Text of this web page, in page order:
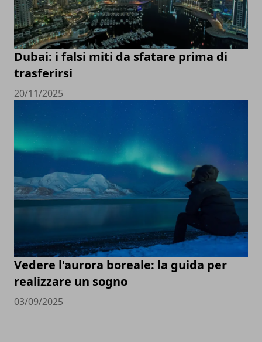
Dubai: i falsi miti da sfatare prima di
trasferirsi
20/11/2025
Vedere l'aurora boreale: la guida per
realizzare un sogno
03/09/2025